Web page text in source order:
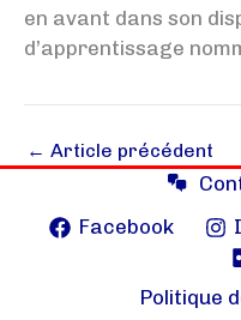
en avant dans son
d’apprentissage
← Article précédent
Facebook
Politique